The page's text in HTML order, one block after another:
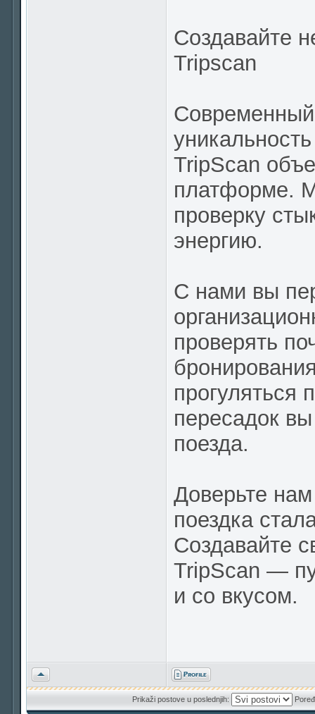
Создавайте
Tripscan
TripScan
платформе.
проверку
энергию.
С нами вы
проверять
прогуляться
пересадок
поезда.
Доверьте
поездка
Создавайте
TripScan —
и со вкусом.
Vrh
Prikaži postove u poslednjih: